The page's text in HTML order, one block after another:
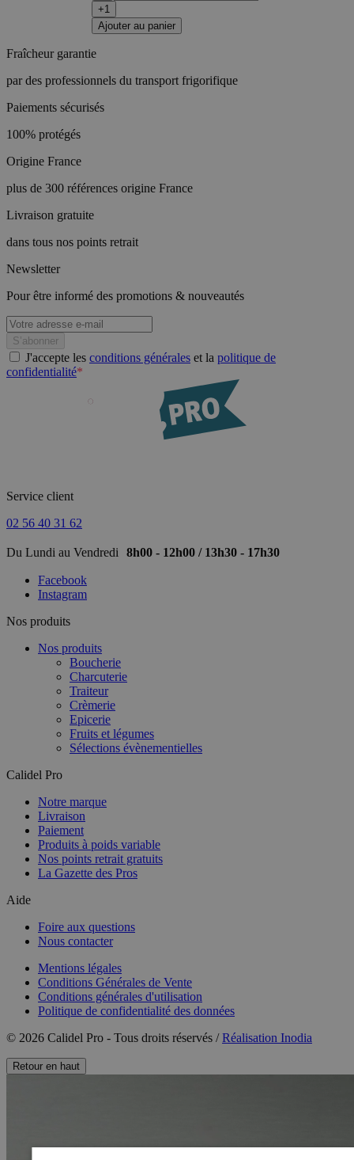
+1
Ajouter au panier
Fraîcheur garantie
par des professionnels du transport frigorifique
Paiements sécurisés
100% protégés
Origine France
plus de 300 références origine France
Livraison gratuite
dans tous nos points retrait
Newsletter
Pour être informé des promotions & nouveautés
J'accepte les conditions générales et la politique de
confidentialité*
Service client
02 56 40 31 62
Du Lundi au Vendredi 8h00 - 12h00 / 13h30 - 17h30
Facebook
Instagram
Nos produits
Nos produits
Boucherie
Charcuterie
Traiteur
Crèmerie
Epicerie
Fruits et légumes
Sélections évènementielles
Calidel Pro
Notre marque
Livraison
Paiement
Produits à poids variable
Nos points retrait gratuits
La Gazette des Pros
Aide
Foire aux questions
Nous contacter
Mentions légales
Conditions Générales de Vente
Conditions générales d'utilisation
Politique de confidentialité des données
© 2026 Calidel Pro - Tous droits réservés /Réalisation Inodia
Retour en haut